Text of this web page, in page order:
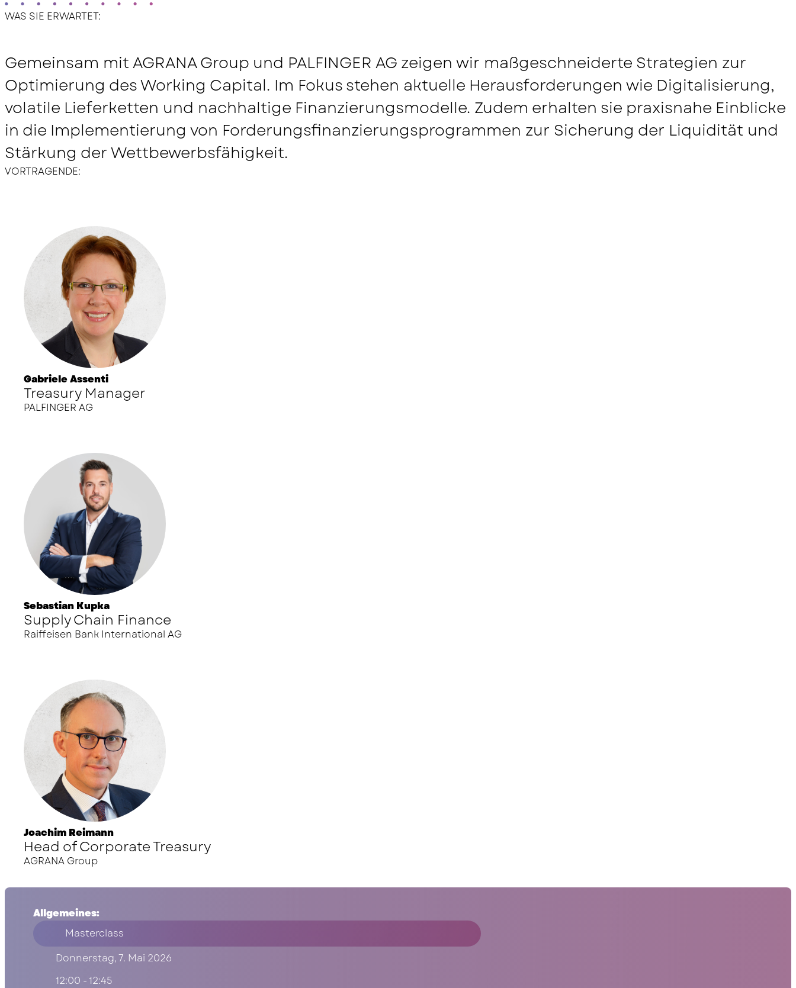
Partner werden
Hotel Übersicht
WAS SIE ERWARTET:
Gemeinsam mit AGRANA Group und PALFINGER AG zeigen wir maßgeschneiderte Strategien zur
Optimierung des Working Capital. Im Fokus stehen aktuelle Herausforderungen wie Digitalisierung,
volatile Lieferketten und nachhaltige Finanzierungsmodelle. Zudem erhalten sie praxisnahe Einblicke
in die Implementierung von Forderungsfinanzierungsprogrammen zur Sicherung der Liquidität und
Stärkung der Wettbewerbsfähigkeit.
VORTRAGENDE:
Gabriele Assenti
Treasury Manager
PALFINGER AG
Sebastian Kupka
Supply Chain Finance
Raiffeisen Bank International AG
Joachim Reimann
Head of Corporate Treasury
AGRANA Group
Allgemeines:
Masterclass
Donnerstag, 7. Mai 2026
12:00 - 12:45